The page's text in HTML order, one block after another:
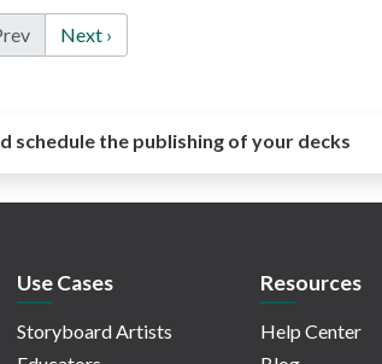
Next ›
schedule the publishing of your decks
Use Cases
Storyboard Artists
Resources
Help Center